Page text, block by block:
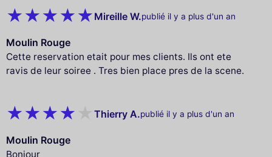
Mireille W.publié il y a plus d'un an
Moulin Rouge
Cette reservation etait pour mes clients. Ils ont ete
ravis de leur soiree . Tres bien place pres de la scene.
Thierry A.publié il y a plus d'un an
Moulin Rouge
Bonjour